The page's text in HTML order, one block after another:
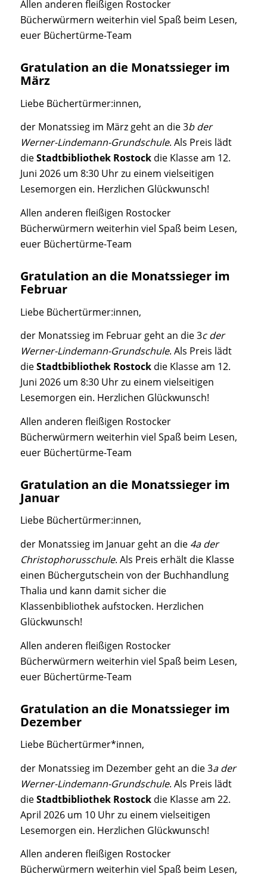
Allen anderen fleißigen Rostocker
Bücherwürmern weiterhin viel Spaß beim Lesen,
euer Büchertürme-Team
Gratulation an die Monatssieger im
März
Liebe Büchertürmer:innen,
der Monatssieg im März geht an die 3b der
Werner-Lindemann-Grundschule. Als Preis lädt
dieStadtbibliothek Rostockdie Klasse am 12.
Juni 2026 um 8:30 Uhr zu einem vielseitigen
Lesemorgen ein. Herzlichen Glückwunsch!
Allen anderen fleißigen Rostocker
Bücherwürmern weiterhin viel Spaß beim Lesen,
euer Büchertürme-Team
Gratulation an die Monatssieger im
Februar
Liebe Büchertürmer:innen,
der Monatssieg im Februar geht an die 3c der
Werner-Lindemann-Grundschule. Als Preis lädt
dieStadtbibliothek Rostockdie Klasse am 12.
Juni 2026 um 8:30 Uhr zu einem vielseitigen
Lesemorgen ein. Herzlichen Glückwunsch!
Allen anderen fleißigen Rostocker
Bücherwürmern weiterhin viel Spaß beim Lesen,
euer Büchertürme-Team
Gratulation an die Monatssieger im
Januar
Liebe Büchertürmer:innen,
der Monatssieg im Januar geht an die 4a der
Christophorusschule. Als Preis erhält die Klasse
einen Büchergutschein von der Buchhandlung
Thalia und kann damit sicher die
Klassenbibliothek aufstocken. Herzlichen
Glückwunsch!
Allen anderen fleißigen Rostocker
Bücherwürmern weiterhin viel Spaß beim Lesen,
euer Büchertürme-Team
Gratulation an die Monatssieger im
Dezember
Liebe Büchertürmer*innen,
der Monatssieg im Dezember geht an die 3a der
Werner-Lindemann-Grundschule. Als Preis lädt
dieStadtbibliothek Rostockdie Klasse am 22.
April 2026 um 10 Uhr zu einem vielseitigen
Lesemorgen ein. Herzlichen Glückwunsch!
Allen anderen fleißigen Rostocker
Bücherwürmern weiterhin viel Spaß beim Lesen,